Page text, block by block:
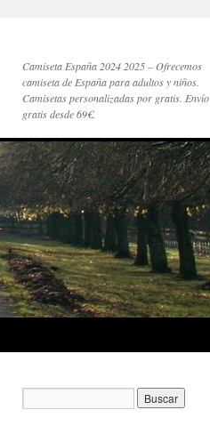
Camiseta España 2024 2025 – Ofrecemos
camiseta de España para adultos y niños.
Camisetas personalizadas por gratis. Envío
gratis desde 69€.